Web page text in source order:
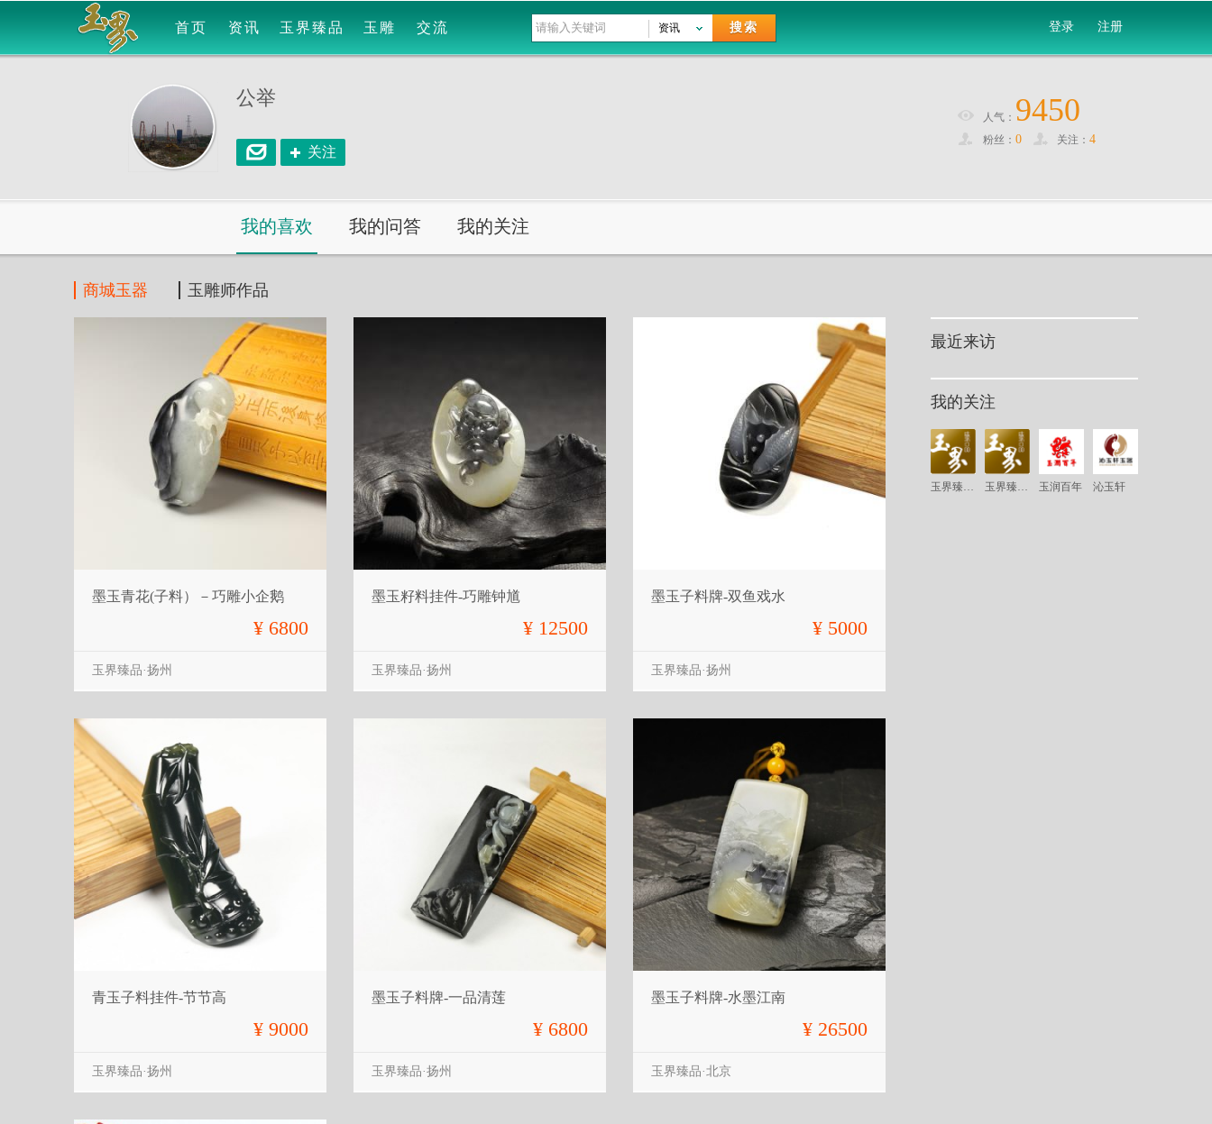
首页 资讯 玉界臻品 玉雕 交流 搜索
资讯 登录 注册
公举
关注
人气： 9450
粉丝： 0 关注： 4
我的喜欢 我的问答 我的关注
商城玉器 玉雕师作品
墨玉青花(子料）－巧雕小企鹅
¥ 6800
玉界臻品·扬州
墨玉籽料挂件-巧雕钟馗
¥ 12500
玉界臻品·扬州
墨玉子料牌-双鱼戏水
¥ 5000
玉界臻品·扬州
青玉子料挂件-节节高
¥ 9000
玉界臻品·扬州
墨玉子料牌-一品清莲
¥ 6800
玉界臻品·扬州
墨玉子料牌-水墨江南
¥ 26500
玉界臻品·北京
最近来访
我的关注
玉界臻品·扬州 玉界臻品·北京 玉润百年 沁玉轩